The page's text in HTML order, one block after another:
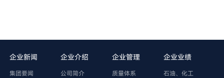
企业新闻
集团要闻
企业介绍
公司简介
企业管理
质量体系
企业业绩
石油、化工